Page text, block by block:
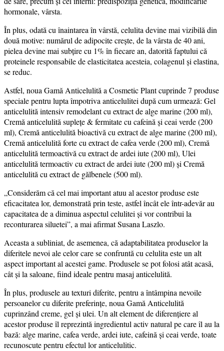
hormonale, vârsta.
În plus, odată cu înaintarea în vârstă, celulita devine mai vizibilă din
două motive: numărul de adipocite crește, de la vârsta de 40 ani,
pielea devine mai subțire cu 1% în fiecare an, datorită faptului că
proteinele responsabile de elasticitatea acesteia, colagenul și elastina,
se reduc.
Astfel, noua Gamă Anticelulită a Cosmetic Plant cuprinde 7 produse
speciale pentru lupta împotriva anticelulitei după cum urmează: Gel
anticelulită intensiv remodelant cu extract de alge marine (200 ml),
Cremă anticelulită suplețe & fermitate cu cafeină și ceai verde (200
ml), Cremă anticelulită bioactivă cu extract de alge marine (200 ml),
Cremă anticelulită forte cu extract de cafea verde (200 ml), Cremă
anticelulită termoactivă cu extract de ardei iute (200 ml), Ulei
anticelulită termoactiv cu extract de ardei iute (200 ml) şi Cremă
anticelulită cu extract de gălbenele (500 ml).
„Considerăm că cel mai important atuu al acestor produse este
eficacitatea lor, demonstrată prin teste, astfel încât ele într-adevăr au
capacitatea de a diminua aspectul celulitei şi vor contribui la
reconturarea siluetei”, a mai afirmat Susana Laszlo.
Aceasta a subliniat, de asemenea, că adaptabilitatea produselor la
diferitele nevoi ale celor care se confruntă cu celulita este un alt
aspect important al acestei game. Produsele se pot folosi atât acasă,
cât şi la saloane, fiind ideale pentru masaj anticelulită.
În plus, produsele au texturi diferite, pentru a întâmpina nevoile
persoanelor cu diferite preferinţe, noua Gamă Anticelulită
cuprinzând creme, gel şi ulei. Un alt element de diferenţiere al
acestor produse îl reprezintă ingredientul activ natural pe care îl au la
bază: alge marine, cafea verde, ardei iute, cafeină și ceai verde, toate
recunoscute pentru efectul lor anticelulitic.